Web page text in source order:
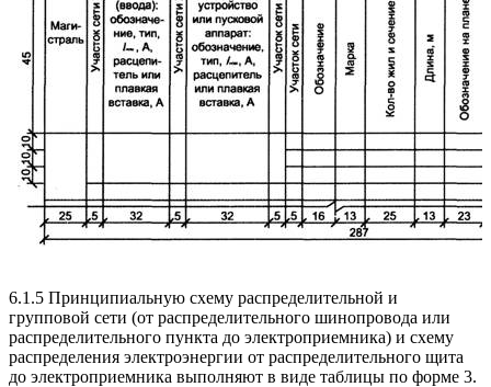
6.1.5 Принципиальную схему распределительной и
групповой сети (от распределительного шинопровода или
распределительного пункта до электроприемника) и схему
распределения электроэнергии от распределительного щита
до электроприемника выполняют в виде таблицы по форме 3.